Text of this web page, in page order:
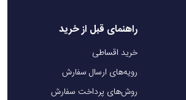
راهنمای قبل از خرید
خرید اقساطی
رویه‌های ارسال سفارش
روش‌های پرداخت سفارش